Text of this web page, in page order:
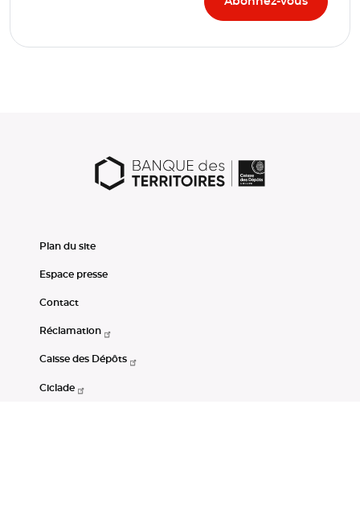
Plan du site
Espace presse
Contact
Réclamation
Caisse des Dépôts
Ciclade